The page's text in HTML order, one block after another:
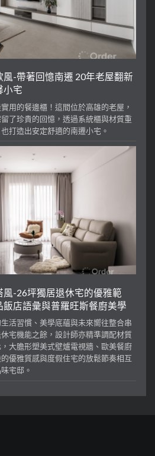
風-帶著回憶南遷 20年老屋翻新
小宅
用的餐邊櫃！這間位於高雄的老屋，
了珍貴的回憶，透過系統櫃與材質重
打造出安定舒適的南遷小宅。
風-26坪獨居退休宅的優雅範
店語彙與普羅旺斯餐廚美學
活習慣、美學底蘊與未來嚮往整合串
宅機能之餘，設計師亦精準調配材質
大膽形塑美式壁爐電視牆、歐美餐廚
優雅質感與度假住宅的放鬆節奏相互
宅邸。